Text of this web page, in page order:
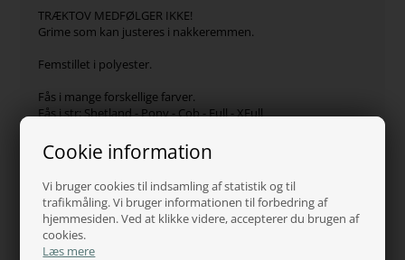
Cookie information
Vi bruger cookies til indsamling af statistik og til
trafikmåling. Vi bruger informationen til forbedring af
hjemmesiden. Ved at klikke videre, accepterer du brugen af
cookies.
Læs mere
TRÆKTOV MEDFØLGER IKKE!
Grime som kan justeres i nakkeremmen.
Femstillet i polyester.
Fås i mange forskellige farver.
Fås i str: Shetland - Pony - Cob - Full - XFull
Hvorfor handle hos os?